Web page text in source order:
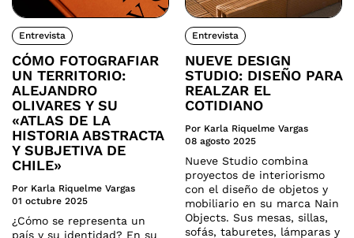
Entrevista
CÓMO FOTOGRAFIAR
UN TERRITORIO:
ALEJANDRO
OLIVARES Y SU
«ATLAS DE LA
HISTORIA ABSTRACTA
Y SUBJETIVA DE
CHILE»
Por Karla Riquelme Vargas
01 octubre 2025
¿Cómo se representa un
país y su identidad? En su
Entrevista
NUEVE DESIGN
STUDIO: DISEÑO PARA
REALZAR EL
COTIDIANO
Por Karla Riquelme Vargas
08 agosto 2025
Nueve Studio combina
proyectos de interiorismo
con el diseño de objetos y
mobiliario en su marca Nain
Objects. Sus mesas, sillas,
sofás, taburetes, lámparas y